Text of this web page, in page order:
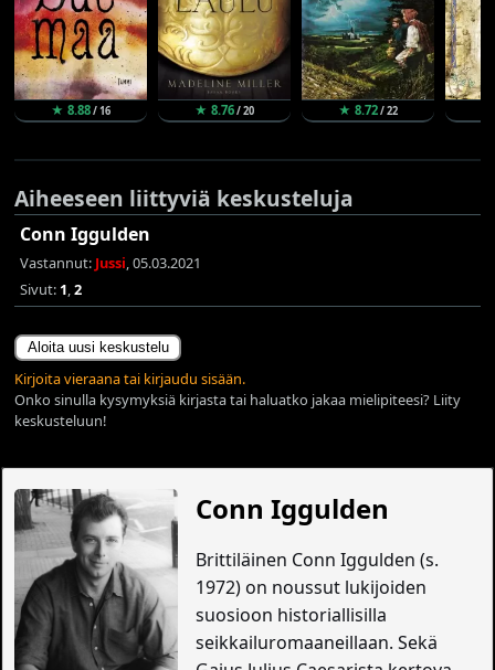
★ 8.88/ 16 ★ 8.76/ 20 ★ 8.72/ 22
Aiheeseen liittyviä keskusteluja
Conn Iggulden
Vastannut: Jussi, 05.03.2021
Sivut: 1,2
Aloita uusi keskustelu
Kirjoita vieraana tai kirjaudu sisään.
Onko sinulla kysymyksiä kirjasta tai haluatko jakaa mielipiteesi? Liity
keskusteluun!
Conn Iggulden
Brittiläinen Conn Iggulden (s.
1972) on noussut lukijoiden
suosioon historiallisilla
seikkailuromaaneillaan. Sekä